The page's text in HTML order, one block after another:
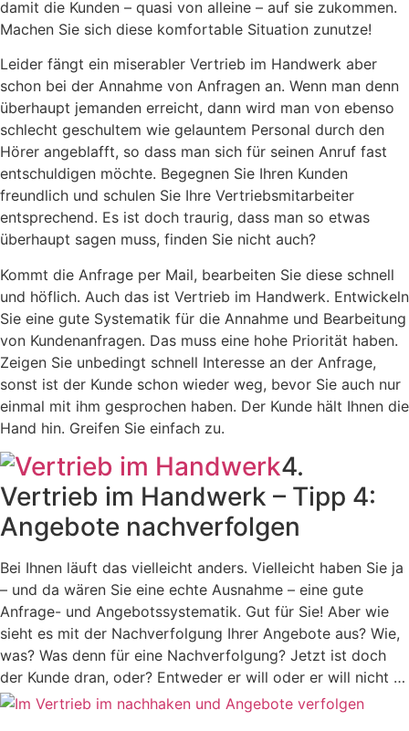
damit die Kunden – quasi von alleine – auf sie zukommen.
Machen Sie sich diese komfortable Situation zunutze!
Leider fängt ein miserabler Vertrieb im Handwerk aber
schon bei der Annahme von Anfragen an. Wenn man denn
überhaupt jemanden erreicht, dann wird man von ebenso
schlecht geschultem wie gelauntem Personal durch den
Hörer angeblafft, so dass man sich für seinen Anruf fast
entschuldigen möchte. Begegnen Sie Ihren Kunden
freundlich und schulen Sie Ihre Vertriebsmitarbeiter
entsprechend. Es ist doch traurig, dass man so etwas
überhaupt sagen muss, finden Sie nicht auch?
Kommt die Anfrage per Mail, bearbeiten Sie diese schnell
und höflich. Auch das ist Vertrieb im Handwerk. Entwickeln
Sie eine gute Systematik für die Annahme und Bearbeitung
von Kundenanfragen. Das muss eine hohe Priorität haben.
Zeigen Sie unbedingt schnell Interesse an der Anfrage,
sonst ist der Kunde schon wieder weg, bevor Sie auch nur
einmal mit ihm gesprochen haben. Der Kunde hält Ihnen die
Hand hin. Greifen Sie einfach zu.
4.
Vertrieb im Handwerk – Tipp 4:
Angebote nachverfolgen
Bei Ihnen läuft das vielleicht anders. Vielleicht haben Sie ja
– und da wären Sie eine echte Ausnahme – eine gute
Anfrage- und Angebotssystematik. Gut für Sie! Aber wie
sieht es mit der Nachverfolgung Ihrer Angebote aus? Wie,
was? Was denn für eine Nachverfolgung? Jetzt ist doch
der Kunde dran, oder? Entweder er will oder er will nicht …